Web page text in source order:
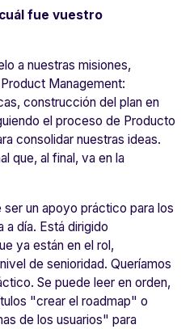
fue vuestro
a nuestras misiones,
Management:
construcción del plan en
el proceso de Producto
consolidar nuestras ideas.
que, al final, va en la
un apoyo práctico para los
a día. Está dirigido
ya están en el rol,
de senioridad. Queríamos
Se puede leer en orden,
"crear el roadmap" o
de los usuarios" para